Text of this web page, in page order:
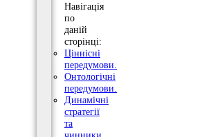
Навігація
по
даній
сторінці:
Ціннісні
передумови.
Онтологічні
передумови.
Динамічні
стратегії
та